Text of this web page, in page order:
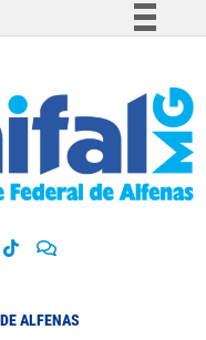
Participe
Acesso à informação
Legislação
ALFENAS